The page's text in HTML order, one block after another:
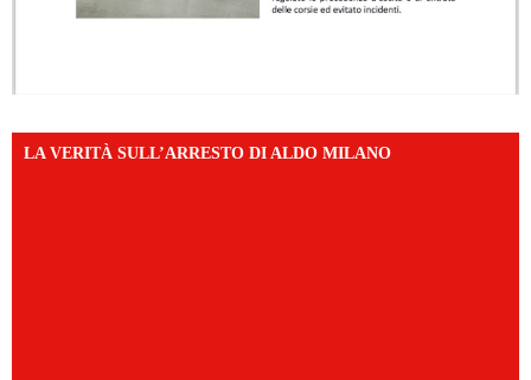
LA VERITÀ SULL’ARRESTO DI ALDO MILANO